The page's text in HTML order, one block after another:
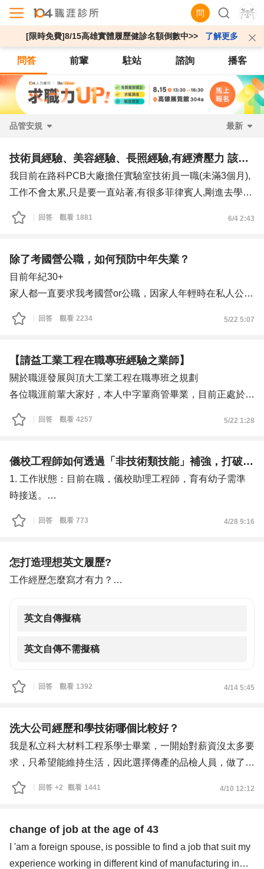
問
[限時免費]8/15高雄實體履歷健診名額倒數中>> 了解更多
問答 前輩 駐站 諮詢 播客
品管安規 最新
技術員經驗、美容經驗、長照經驗,有經濟壓力 該如何做選擇?
我目前在路科PCB大廠擔任實驗室技術員一職(未滿3個月),
工作不會太累,只是要一直站著,有很多菲律賓人,剛進去學習
時是外籍教的,因語言問題,常造成學習上的困難,跟上司幾乎
零互動,她也不管人,她自己手上的事情也很多,通常是叫下面
了一個多月之後,想說換個環境,於是自願請調大夜,結果請調
大夜後,情況更糟,因作息還未調整好,所以沒有跟晚上唯二主
事的台灣人一起休息,馬上感覺到排擠,日子一久隔閡自然就
人來,我只是多說了1~2句,我能幫忙,她可以跟我說,這樣的舉
友善,那一次害我極度的想離開,還一度因煩惱而請假在家休
息,一想到就不想去上班,而且每天要坐交通車從小港到路竹,
但公司福利是真的不錯,再加上小孩在台北就學,先生是所賺
家近,但業界普遍評價不好,所以換工作之後薪資福利可能不
資可能會比較高,但要等案等案的空窗期要多久,我也不知道,
會不會前1~2個月都沒收入,那該怎麼辦呢?我在長照算做的
口碑算不錯,但我在科技廠的經驗也超過十年了,福利、泠氣
髮,我今年已經50歲了,還能回去美容業嗎?如果要賺錢,有些
道還做不做的來,我是一個喜歡學習的人,但現在重心還是都
在孩子們身上,希望能提供她們生活無虞的求學歷程,也想過
回答 觀看 1881 6/4 2:43
除了考國營公職，如何預防中年失業？
目前年紀30+
家人都一直要求我考國營or公職，因家人年輕時在私人公司
就有看到很多過了一定年紀私人公司，就會有意無意的讓員
工離職，而那個年紀也是差不多中年（40+）左右，所以家
而我前幾年努力考了幾年國營公職都沒有上榜，我就在想說
有除了考上國營公職其他的路，想預防中年失業。
有上網爬了一些文章後，努力學習增加自己的含金量，還有
除了讀研究所還有其他可以預防中年失業的選項嘛？也有想
牌（ig之類的）或者變成相關產業業師。
回答 觀看 2234 5/22 5:07
【請益工業工程在職專班經驗之業師】
關於職涯發展與頂大工業工程在職專班之規劃
各位職涯前輩大家好，本人中字輩商管畢業，目前正處於職
涯深化的關鍵期，希望能向有相關實務背景的前輩請教進修
與規劃建議。
軟體顧問實習： 熟悉 PLM/ERP 系統架構、MySQL、
Oracle。
現職：客戶品質工程師 (CQE)： 負責 AI Server 客訴 8D、
技術優勢： 具備多益 905 分、擅長 Excel VBA、Python 及
二、 面臨的挑戰與提問
我目前 23 歲，目標明確往頂大工業工程 (IE) 或數據分析/專
1. 關於「工業工程在職專班」的考量
以我目前的實務經驗與工作能力，在技術導入與落地已能勝
2. 關於頂大在職工工的職場效力
敲門磚效用： 在電子/半導體產業界，頂大工業工程 (IE) 在
職專班的學歷，對於跳槽或進入規模較大之企業的實際效力
如何？
對於「產業人脈連結」的實質幫助是否顯著？
我目前已利用 n8n 與 API 串接過許多小專案。除了持續開
發 Python 與資料庫專案外，想請教：
實質含金量： 在工業工程或數位轉型領域，有哪些類型的
回答 觀看 4257 5/22 1:28
儀校工程師如何透過「非技術類技能」補強，打破環境限制並提升職
1. 工作狀態：目前在職，儀校助理工程師，育有幼子需準
時接送。
2. 遇到的問題：
我目前在儀校領域深耕，雖有心精進，但現職環境系統較傳
法跳槽到具備先進設備的科技大廠。
3.想請教，除了「儀器操作與校正」本身，還有哪些延伸技
回答 觀看 773 4/28 9:16
怎打造理想英文履歷?
工作經歷怎麼寫才有力？
devices, reducing production time by 20%.
product development cycles on schedule.
resolving electrical failures with a 98% success rate.
Documented technical specifications and prepared reports
英文自傳擬稿
英文自傳不需擬稿
回答 觀看 1392 4/14 5:45
洗大公司經歷和學技術哪個比較好？
我是私立科大材料工程系學士畢業，一開始對薪資沒太多要
求，只希望能維持生活，因此選擇傳產的品檢人員，做了一
年後因為搬家而離職
後來因為一些經歷，讓我產生想提升自己的想法，嘗試去做
學歷背景，現階段較適合從助理工程師或副工程師做起
目前有兩個錄取機會：
第一間是大型公司（員工數超過20000人），職位為材料助
回答 +2 觀看 1441 4/10 12:12
change of job at the age of 43
I 'am a foreign spouse, is possible to find a job that suit my
experience working in different kind of manufacturing in